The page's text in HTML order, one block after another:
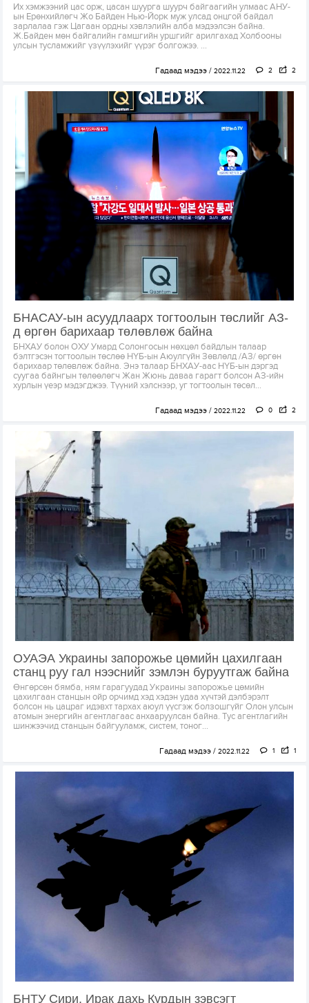
Их хэмжээний цас орж, цасан шуурга шуурч байгаагийн улмаас АНУ-
ын Ерөнхийлөгч Жо Байден Нью-Йорк муж улсад онцгой байдал
зарлалаа гэж Цагаан ордны хэвлэлийн алба мэдээлсэн байна.
Ж.Байден мөн байгалийн гамшгийн уршгийг арилгахад Холбооны
улсын тусламжийг үзүүлэхийг үүрэг болгожээ. ...
Гадаад мэдээ 2022.11.22 2 2
БНАСАУ-ын асуудлаарх тогтоолын төслийг АЗ-
д өргөн барихаар төлөвлөж байна
БНХАУ болон ОХУ Умард Солонгосын нөхцөл байдлын талаар
бэлтгэсэн тогтоолын төслөө НҮБ-ын Аюулгүйн Зөвлөлд /АЗ/ өргөн
барихаар төлөвлөж байна. Энэ талаар БНХАУ-аас НҮБ-ын дэргэд
суугаа байнгын төлөөлөгч Жан Жюнь даваа гарагт болсон АЗ-ийн
хурлын үеэр мэдэгджээ. Түүний хэлснээр, уг тогтоолын төсөл...
Гадаад мэдээ 2022.11.22 0 2
ОУАЭА Украины запорожье цөмийн цахилгаан
станц руу гал нээснийг зэмлэн буруутгаж байна
Өнгөрсөн бямба, ням гарагуудад Украины запорожье цөмийн
цахилгаан станцын ойр орчимд хэд хэдэн удаа хүчтэй дэлбэрэлт
болсон нь цацраг идэвхт тархах аюул үүсгэж болзошгүйг Олон улсын
атомын энергийн агентлагаас анхааруулсан байна. Тус агентлагийн
шинжээчид станцын байгууламж, систем, тоног...
Гадаад мэдээ 2022.11.22 1 1
БНТУ Сири, Ирак дахь Курдын зэвсэгт